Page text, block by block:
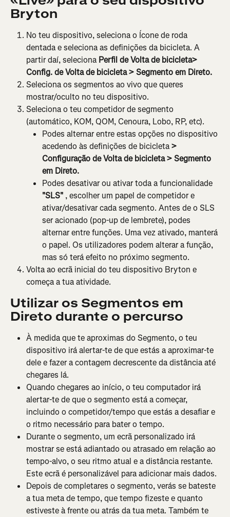
Bryton
No teu dispositivo, seleciona o Ícone de roda
dentada e seleciona as definições da bicicleta. A
partir daí, seleciona Perfil de Volta de bicicleta>
Config. de Volta de bicicleta > Segmento em Direto.
Seleciona os segmentos ao vivo que queres
mostrar/oculto no teu dispositivo.
Seleciona o teu competidor de segmento
(automático, KOM, QOM, Cenoura, Lobo, RP, etc).
Podes alternar entre estas opções no dispositivo
acedendo às definições de bicicleta >
Configuração de Volta de bicicleta > Segmento
em Direto.
Podes desativar ou ativar toda a funcionalidade
"SLS" , escolher um papel de competidor e
ativar/desativar cada segmento. Antes de o SLS
ser acionado (pop-up de lembrete), podes
alternar entre funções. Uma vez ativado, manterá
o papel. Os utilizadores podem alterar a função,
mas só terá efeito no próximo segmento.
Volta ao ecrã inicial do teu dispositivo Bryton e
começa a tua atividade.
Utilizar os Segmentos em
Direto durante o percurso
À medida que te aproximas do Segmento, o teu
dispositivo irá alertar-te de que estás a aproximar-te
dele e fazer a contagem decrescente da distância até
chegares lá.
Quando chegares ao início, o teu computador irá
alertar-te de que o segmento está a começar,
incluindo o competidor/tempo que estás a desafiar e
o ritmo necessário para bater o tempo.
Durante o segmento, um ecrã personalizado irá
mostrar se está adiantado ou atrasado em relação ao
tempo-alvo, o seu ritmo atual e a distância restante.
Este ecrã é personalizável para adicionar mais dados.
Depois de completares o segmento, verás se bateste
a tua meta de tempo, que tempo fizeste e quanto
estiveste à frente ou atrás da tua meta. Também te